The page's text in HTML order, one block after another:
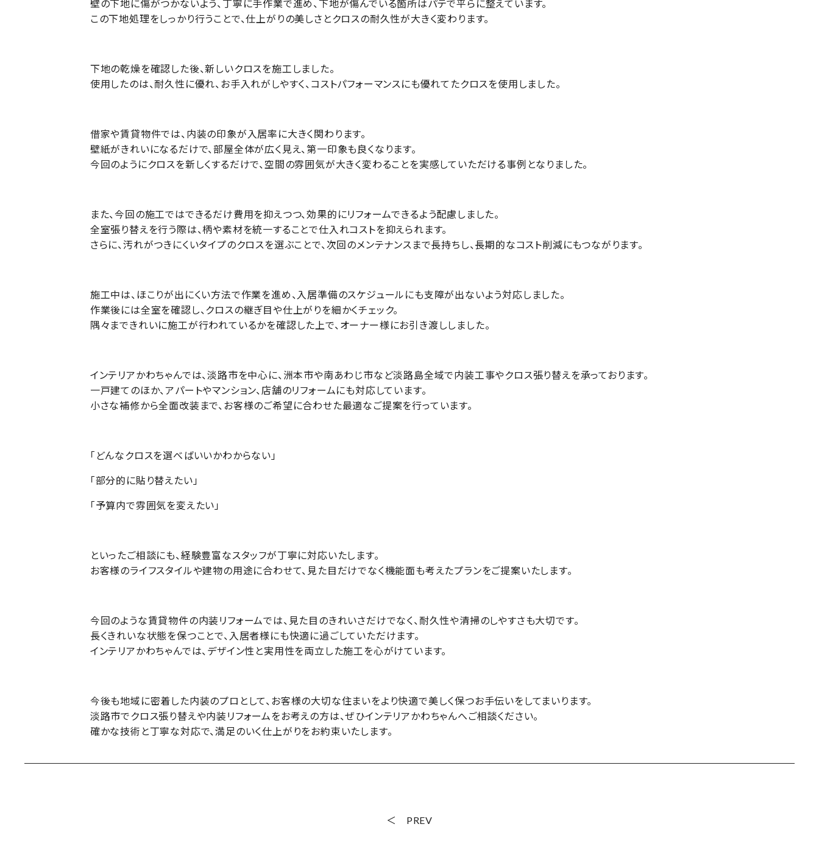
壁の下地に傷がつかないよう、丁寧に手作業で進め、下地が傷んでいる箇所はパテで平らに整えています。
この下地処理をしっかり行うことで、仕上がりの美しさとクロスの耐久性が大きく変わります。
下地の乾燥を確認した後、新しいクロスを施工しました。
使用したのは、耐久性に優れ、お手入れがしやすく、コストパフォーマンスにも優れてたクロスを使用しました。
借家や賃貸物件では、内装の印象が入居率に大きく関わります。
壁紙がきれいになるだけで、部屋全体が広く見え、第一印象も良くなります。
今回のようにクロスを新しくするだけで、空間の雰囲気が大きく変わることを実感していただける事例となりました。
また、今回の施工ではできるだけ費用を抑えつつ、効果的にリフォームできるよう配慮しました。
全室張り替えを行う際は、柄や素材を統一することで仕入れコストを抑えられます。
さらに、汚れがつきにくいタイプのクロスを選ぶことで、次回のメンテナンスまで長持ちし、長期的なコスト削減にもつながります。
施工中は、ほこりが出にくい方法で作業を進め、入居準備のスケジュールにも支障が出ないよう対応しました。
作業後には全室を確認し、クロスの継ぎ目や仕上がりを細かくチェック。
隅々まできれいに施工が行われているかを確認した上で、オーナー様にお引き渡ししました。
インテリアかわちゃんでは、淡路市を中心に、洲本市や南あわじ市など淡路島全域で内装工事やクロス張り替えを承っております。
一戸建てのほか、アパートやマンション、店舗のリフォームにも対応しています。
小さな補修から全面改装まで、お客様のご希望に合わせた最適なご提案を行っています。
「どんなクロスを選べばいいかわからない」
「部分的に貼り替えたい」
「予算内で雰囲気を変えたい」
といったご相談にも、経験豊富なスタッフが丁寧に対応いたします。
お客様のライフスタイルや建物の用途に合わせて、見た目だけでなく機能面も考えたプランをご提案いたします。
今回のような賃貸物件の内装リフォームでは、見た目のきれいさだけでなく、耐久性や清掃のしやすさも大切です。
長くきれいな状態を保つことで、入居者様にも快適に過ごしていただけます。
インテリアかわちゃんでは、デザイン性と実用性を両立した施工を心がけています。
今後も地域に密着した内装のプロとして、お客様の大切な住まいをより快適で美しく保つお手伝いをしてまいります。
淡路市でクロス張り替えや内装リフォームをお考えの方は、ぜひインテリアかわちゃんへご相談ください。
確かな技術と丁寧な対応で、満足のいく仕上がりをお約束いたします。
PREV